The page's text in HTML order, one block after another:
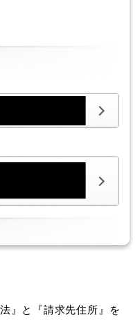
』と『請求先住所』を